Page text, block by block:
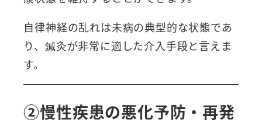
自律神経の乱れは未病の典型的な状態であ
り、鍼灸が非常に適した介入手段と言えま
す。
②慢性疾患の悪化予防・再発